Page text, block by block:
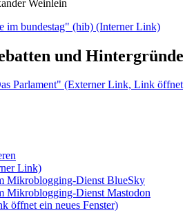
Weinlein
im bundestag" (hib) (Interner Link)
und Hintergründe
Parlament" (Externer Link, Link öffnet
Link)
Mikroblogging-Dienst BlueSky
Mikroblogging-Dienst Mastodon
öffnet ein neues Fenster)